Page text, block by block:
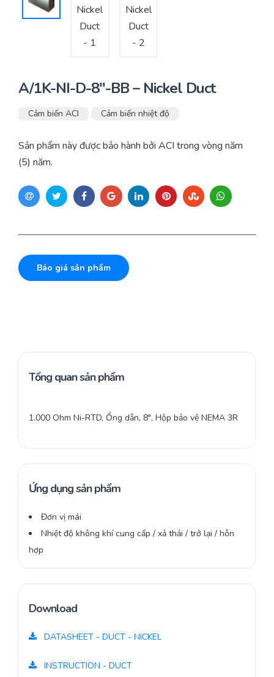
A/1K-NI-D-8″-BB – Nickel Duct
Cảm biến ACI Cảm biến nhiệt độ
Sản phẩm này được bảo hành bởi ACI trong vòng năm
(5) năm.
Báo giá sản phẩm
Tổng quan sản phẩm
1.000 Ohm Ni-RTD, Ống dẫn, 8″, Hộp bảo vệ NEMA 3R
Ứng dụng sản phẩm
Đơn vị mái
Nhiệt độ không khí cung cấp / xả thải / trở lại / hỗn
hợp
Download
DATASHEET - DUCT - NICKEL
INSTRUCTION - DUCT